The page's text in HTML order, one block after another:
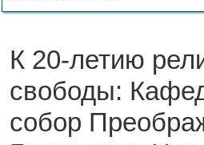
К 20-летию
свободы:
собор